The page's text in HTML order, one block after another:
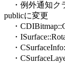
・例外通知ク
publicに変更
・
・
・
・